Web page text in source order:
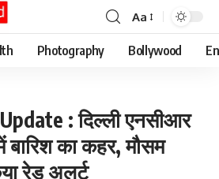
Font
Resizer
Aa
Photography Bollywood
: दिल्ली एनसीआर
बारिश का कहर, मौसम
रेड अलर्ट